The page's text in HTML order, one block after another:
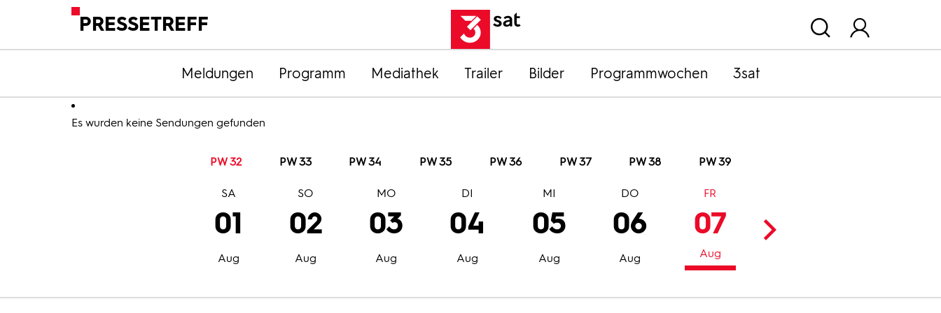
PRESSETREFF
Meldungen Programm Mediathek Trailer Bilder Programmwochen 3sat
Es wurden keine Sendungen gefunden
PW 32 PW 33 PW 34 PW 35 PW 36 PW 37 PW 38 PW 39
01
Aug
SA
02
Aug
SO
03
Aug
MO
04
Aug
DI
05
Aug
MI
06
Aug
DO
07
Aug
FR
08